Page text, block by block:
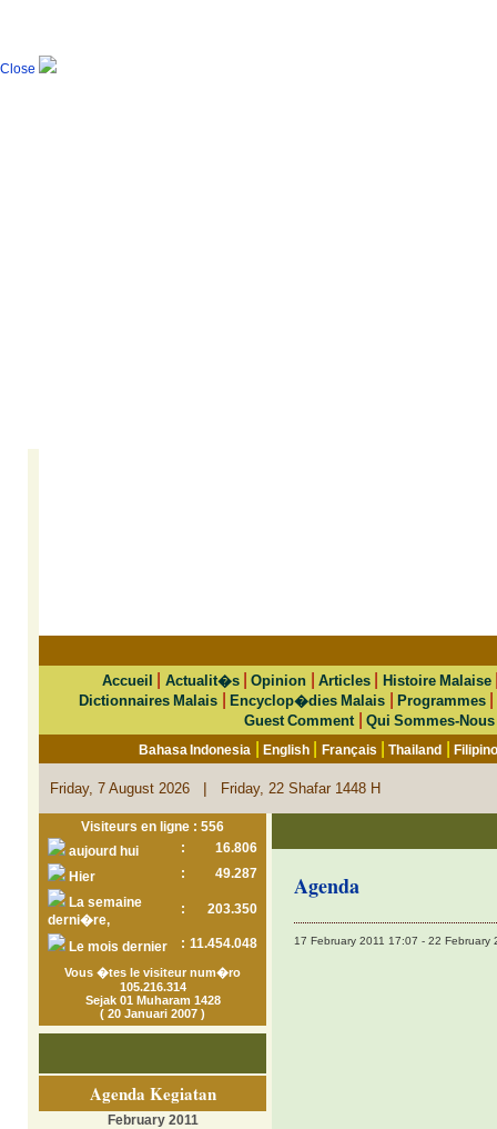
Close
Accueil Actualit�s|Opinion Articles| Histoire Malaise
Dictionnaires Malais |Encyclop�dies Malais |Programmes
Guest Comment Qui Sommes-Nous
Bahasa Indonesia |English Français |Thailand |
Friday, 7 August 2026 | Friday, 22 Shafar 1448 H
Visiteurs en ligne : 556
aujourd hui
:
16.806
Hier
:
49.287
La semaine
derni�re,
: 203.350
Le mois dernier : 11.454.048
Vous �tes le visiteur num�ro
105.216.314
Sejak 01 Muharam 1428
( 20 Januari 2007 )
Agenda Kegiatan
February 2011
Agenda
17 February 2011 17:07 - 22 February